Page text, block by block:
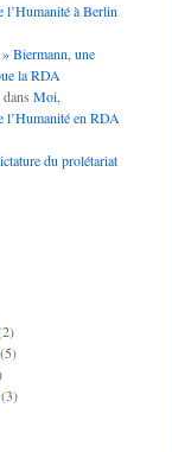
l’Humanité à Berlin
Biermann, une
la RDA
dans Moi,
l’Humanité en RDA
du prolétariat